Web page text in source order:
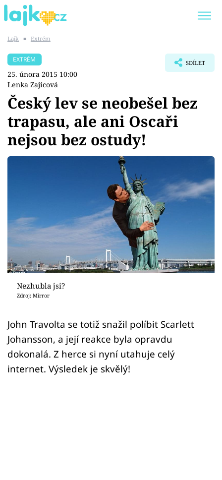
SHOPAHOLICADEL
Témata
Showbyznys
Sex a vztahy
Videa
Sledujte prima+
Přihlášení
Sledujte nás
Lajk ■ Extrém
EXTRÉM
25. února 2015 10:00
Lenka Zajícová
SDÍLET
Český lev se neobešel bez
trapasu, ale ani Oscaři
nejsou bez ostudy!
Nezhubla jsi?
Zdroj: Mirror
John Travolta se totiž snažil políbit Scarlett
Johansson, a její reakce byla opravdu
dokonalá. Z herce si nyní utahuje celý
internet. Výsledek je skvělý!